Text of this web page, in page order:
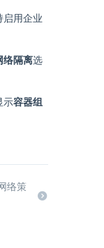
启用企业
络隔离选
示容器组
络策